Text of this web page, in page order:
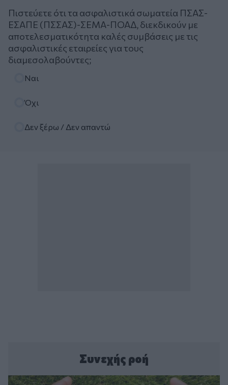
Πιστεύετε ότι τα ασφαλιστικά σωματεία ΠΣΑΣ-
ΕΣΑΠΕ (ΠΣΣΑΣ)-ΣΕΜΑ-ΠΟΑΔ, διεκδικούν με
αποτελεσματικότητα καλές συμβάσεις με τις
ασφαλιστικές εταιρείες για τους
διαμεσολαβούντες;
Ναι
Όχι
Δεν ξέρω / Δεν απαντώ
Συνεχής ροή